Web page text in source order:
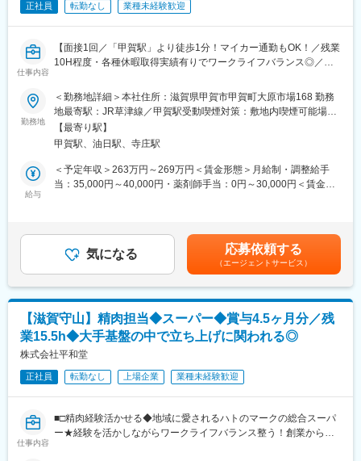
趣味活動やレクリエーション、軽い運動など、楽しみながら心身
・生活スキルの向上支援
日常生活に必要な基礎スキル（コミュニケーション／社会的ルー
・介護、見守りサービス
日中の短時間、身体介護や見守りを行い、利用者の安全と健康を
サポート
◎どんな場を創る？
・障害のある利用者本人やご家族が安心して過ごせる場を提供し
■お任せすること：
・施設に来られた障がい当事者やそのご家族のご対応をお任せし
・福祉作業所が終わった後にお越しいただいた方の対応、イベン
ト開催、送迎、車両移動のサポートなどを担当いただきます。
■教育体制：
・入社後は、OJT方式で先輩社員が丁寧に指導します。
・まずは施設内での基本的な業務を学んでいただき、その後少し
ずつ業務に取り組んでいただきます。
※パート含む11名が在籍。職員同士のコミュニケーションも活発
で、面倒見の良い先輩が多い環境が特徴です！
正社員 転勤なし 業種未経験歓迎
仕事内容
【面接1回／「甲賀駅」より徒歩1分！マイカー通勤もOK！／残業
10H程度・各種休暇取得実績有りでワークライフバランス◎／家
有】
■職務概要：
当社の信頼性保証部 品質保証課において品質保証及び薬事業務の
全般をお任せ致します。
■職務詳細：
アリングし、情報提供や製品改善などを行います。
<薬事>：
・医薬品承認申請や発売後薬事対応（申請書作成・行政窓口対
む）
を行います。
■製品について：https://www.daisho-s.jp/
大昭製薬は、1943年創業のOTC医薬品メーカーです。咳止めや鼻
炎薬、ビタミン剤など幅広い製品を製造販売しています。原料か
ら出荷まで一貫した製造体制と、各工程での丁寧な品質チェック
が強みです。「すべてはみなさまの健康のために」をモットー
に、安全で高品質な医薬品を提供しています。
勤務地
＜勤務地詳細＞本社住所：滋賀県甲賀市甲賀町大原市場168 勤務
地最寄駅：JR草津線／甲賀駅受動喫煙対策：敷地内喫煙可能場所
あり変更の範囲：無
【最寄り駅】
甲賀駅、油日駅、寺庄駅
給与
＜予定年収＞263万円～269万円＜賃金形態＞月給制・調整給手
当：35,000円～40,000円・薬剤師手当：0円～30,000円＜賃金内
職給与、学歴、経験、資格、スキルを考慮の上、決定します。※一
律固定手当：調整給手当※資格手当（薬剤師）：30,000円■賞与：
年２回 (昨年度実績：基本給の総計1箇月分)■昇給：年1回(昨年度
実績：1,000 円～8,000 円)賃金はあくまでも目安の金額であり、
選考を通じて上下する可能性があります。月給(月額)は固定手当を
含めた表記です。
気になる 応募依頼する
（エージェントサービス）
【滋賀守山】精肉担当◆スーパー◆賞与4.5ヶ月分／残
業15.5h◆大手基盤の中で立ち上げに関われる◎
株式会社平和堂
正社員 転勤なし 上場企業 業種未経験歓迎
仕事内容
■□精肉経験活かせる◆地域に愛されるハトのマークの総合スーパ
ー★経験を活かしながらワークライフバランス整う！創業から黒